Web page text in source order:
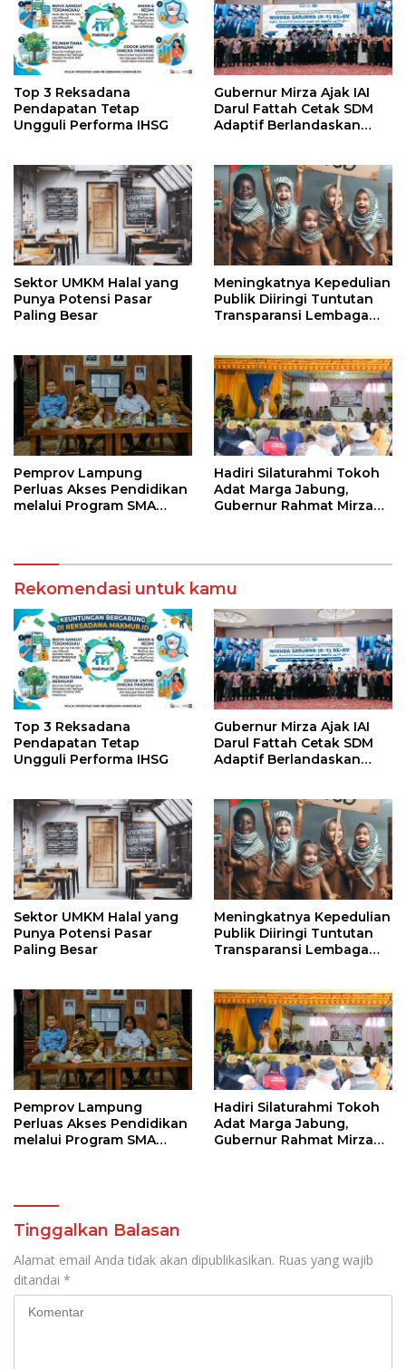
Top 3 Reksadana
Pendapatan Tetap
Ungguli Performa IHSG
Gubernur Mirza Ajak IAI
Darul Fattah Cetak SDM
Adaptif Berlandaskan
Sektor UMKM Halal yang
Punya Potensi Pasar
Paling Besar
Meningkatnya Kepedulian
Publik Diiringi Tuntutan
Transparansi Lembaga
Pemprov Lampung
Perluas Akses Pendidikan
melalui Program SMA
Hadiri Silaturahmi Tokoh
Adat Marga Jabung,
Gubernur Rahmat Mirzani
Penguatan Budaya dan
SDM
Rekomendasi untuk kamu
Top 3 Reksadana
Pendapatan Tetap
Ungguli Performa IHSG
Gubernur Mirza Ajak IAI
Darul Fattah Cetak SDM
Adaptif Berlandaskan
Sektor UMKM Halal yang
Punya Potensi Pasar
Paling Besar
Meningkatnya Kepedulian
Publik Diiringi Tuntutan
Transparansi Lembaga
Pemprov Lampung
Perluas Akses Pendidikan
melalui Program SMA
Hadiri Silaturahmi Tokoh
Adat Marga Jabung,
Gubernur Rahmat Mirzani
Tinggalkan Balasan
Alamat email Anda tidak akan dipublikasikan. Ruas yang wajib
ditandai *